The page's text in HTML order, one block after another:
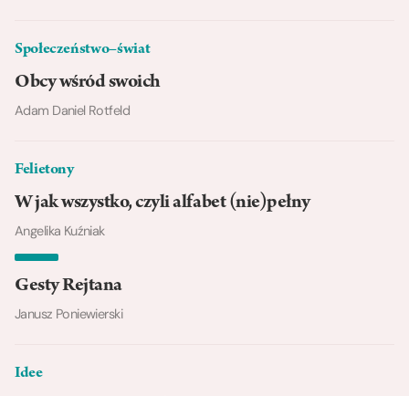
Społeczeństwo–świat
Obcy wśród swoich
Adam Daniel Rotfeld
Felietony
W jak wszystko, czyli alfabet (nie)pełny
Angelika Kuźniak
Gesty Rejtana
Janusz Poniewierski
Idee